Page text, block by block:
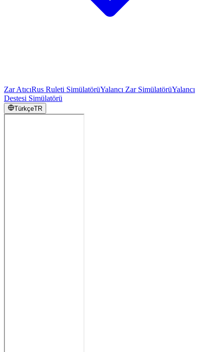
Zar AtıcıRus Ruleti SimülatörüYalancı Zar SimülatörüYalancı
Destesi Simülatörü
TürkçeTR